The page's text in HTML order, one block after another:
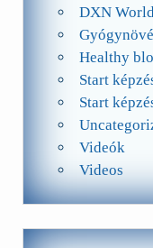
DXN
Healthy
Start
Start
Videók
Videos